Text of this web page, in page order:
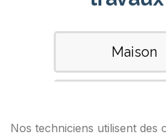
peut
Pensez aux dommages à la
ou à une facture d’eau plus
contacter unplombier
Nos techniciens utilisent des